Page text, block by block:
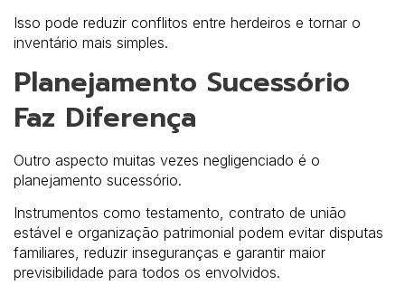
Isso pode reduzir conflitos entre herdeiros e tornar o
inventário mais simples.
Planejamento Sucessório
Faz Diferença
Outro aspecto muitas vezes negligenciado é o
planejamento sucessório.
Instrumentos como testamento, contrato de união
estável e organização patrimonial podem evitar disputas
familiares, reduzir inseguranças e garantir maior
previsibilidade para todos os envolvidos.